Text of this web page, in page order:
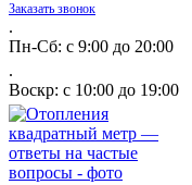
Заказать звонок
.
Пн-Сб: с 9:00 до 20:00
.
Воскр: с 10:00 до 19:00